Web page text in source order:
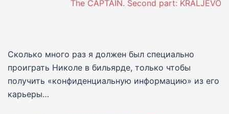
The CAPTAIN. Second part: KRALJEVO
Сколько много раз я должен был специально
проиграть Николе в бильярде, только чтобы
получить «конфиденциальную информацию» из его
карьеры…